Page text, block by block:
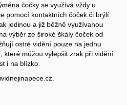
čočky se využívá vždy u
pomocí kontaktních čoček či brýlí
jedinou a již běžně využívanou
výběr ze široké škály čoček od
ostré vidění pouze na jednu
které můžou vylepšit zrak při vidění
i na blízko.